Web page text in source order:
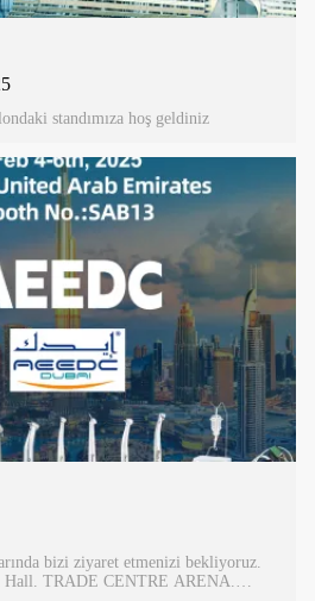
standımıza hoş geldiniz
bizi ziyaret etmenizi bekliyoruz.
Hall. TRADE CENTRE ARENA.